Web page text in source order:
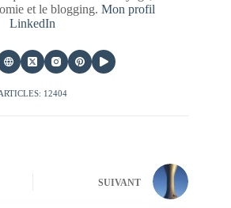
et le blogging. Mon profil
LinkedIn
12404
SUIVANT